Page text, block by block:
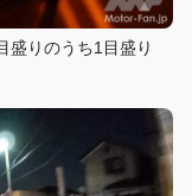
盛りのうち1目盛り